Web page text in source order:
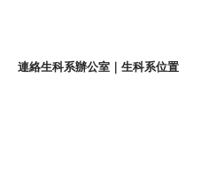
連絡生科系辦公室 生科系位置